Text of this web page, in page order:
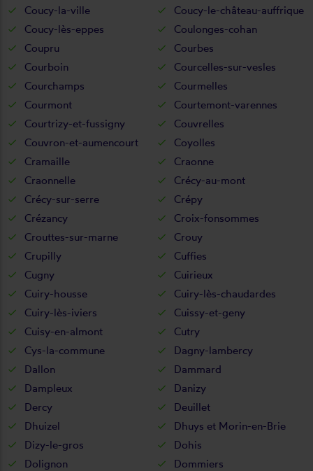
Coucy-la-ville
Coucy-le-château-auffrique
Coucy-lès-eppes
Coulonges-cohan
Coupru
Courbes
Courboin
Courcelles-sur-vesles
Courchamps
Courmelles
Courmont
Courtemont-varennes
Courtrizy-et-fussigny
Couvrelles
Couvron-et-aumencourt
Coyolles
Cramaille
Craonne
Craonnelle
Crécy-au-mont
Crécy-sur-serre
Crépy
Crézancy
Croix-fonsommes
Crouttes-sur-marne
Crouy
Crupilly
Cuffies
Cugny
Cuirieux
Cuiry-housse
Cuiry-lès-chaudardes
Cuiry-lès-iviers
Cuissy-et-geny
Cuisy-en-almont
Cutry
Cys-la-commune
Dagny-lambercy
Dallon
Dammard
Dampleux
Danizy
Dercy
Deuillet
Dhuizel
Dhuys et Morin-en-Brie
Dizy-le-gros
Dohis
Dolignon
Dommiers